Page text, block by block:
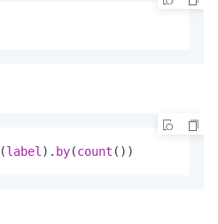
(label ). by(count ())